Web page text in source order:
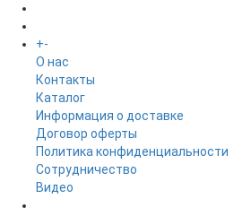
+-
O нас
Контакты
Каталог
Информация о доставке
Договор оферты
Политика конфиденциальности
Сотрудничество
Видео